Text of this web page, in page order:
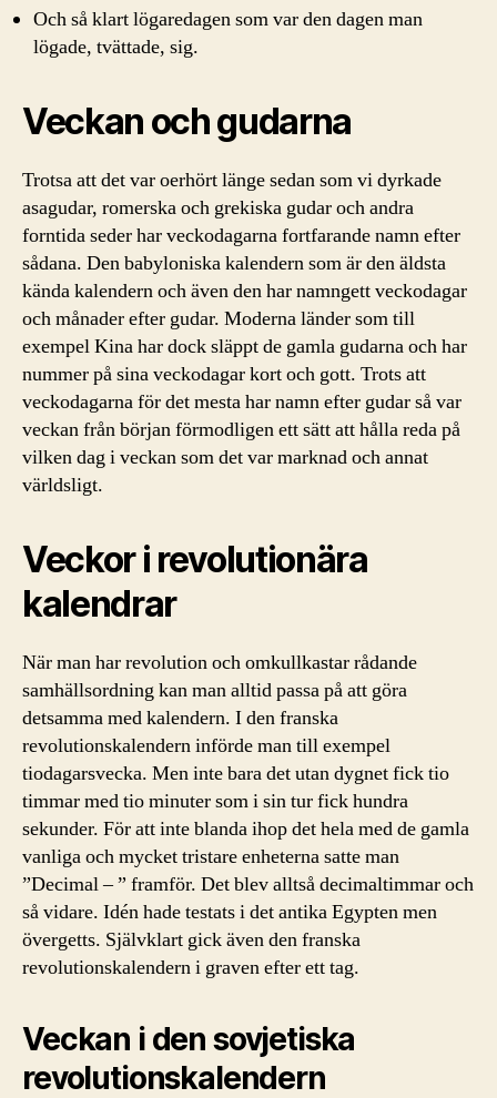
Och så klart lögaredagen som var den dagen man
lögade, tvättade, sig.
Veckan och gudarna
Trotsa att det var oerhört länge sedan som vi dyrkade
asagudar, romerska och grekiska gudar och andra
forntida seder har veckodagarna fortfarande namn efter
sådana. Den babyloniska kalendern som är den äldsta
kända kalendern och även den har namngett veckodagar
och månader efter gudar. Moderna länder som till
exempel Kina har dock släppt de gamla gudarna och har
nummer på sina veckodagar kort och gott. Trots att
veckodagarna för det mesta har namn efter gudar så var
veckan från början förmodligen ett sätt att hålla reda på
vilken dag i veckan som det var marknad och annat
världsligt.
Veckor i revolutionära
kalendrar
När man har revolution och omkullkastar rådande
samhällsordning kan man alltid passa på att göra
detsamma med kalendern. I den franska
revolutionskalendern införde man till exempel
tiodagarsvecka. Men inte bara det utan dygnet fick tio
timmar med tio minuter som i sin tur fick hundra
sekunder. För att inte blanda ihop det hela med de gamla
vanliga och mycket tristare enheterna satte man
”Decimal – ” framför. Det blev alltså decimaltimmar och
så vidare. Idén hade testats i det antika Egypten men
övergetts. Självklart gick även den franska
revolutionskalendern i graven efter ett tag.
Veckan i den sovjetiska
revolutionskalendern